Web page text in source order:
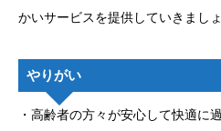
かいサービスを提供していきましょ
やりがい
・高齢者の方々が安心して快適に